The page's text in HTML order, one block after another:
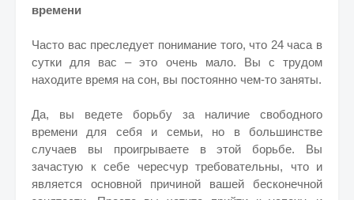
времени
Часто вас преследует понимание того, что 24 часа в
сутки для вас – это очень мало. Вы с трудом
находите время на сон, вы постоянно чем-то заняты.
Да, вы ведете борьбу за наличие свободного
времени для себя и семьи, но в большинстве
случаев вы проигрываете в этой борьбе. Вы
зачастую к себе чересчур требовательны, что и
является основной причиной вашей бесконечной